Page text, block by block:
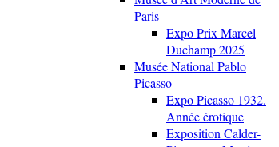
Paris
Expo Prix Marcel
Duchamp 2025
Musée National Pablo
Picasso
Expo Picasso 1932.
Année érotique
Exposition Calder-